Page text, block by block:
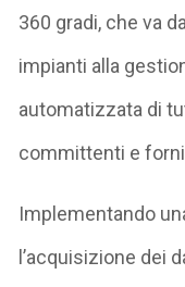
360 gradi, che va
impianti alla
automatizzata di
committenti e
Implementando
l’acquisizione dei